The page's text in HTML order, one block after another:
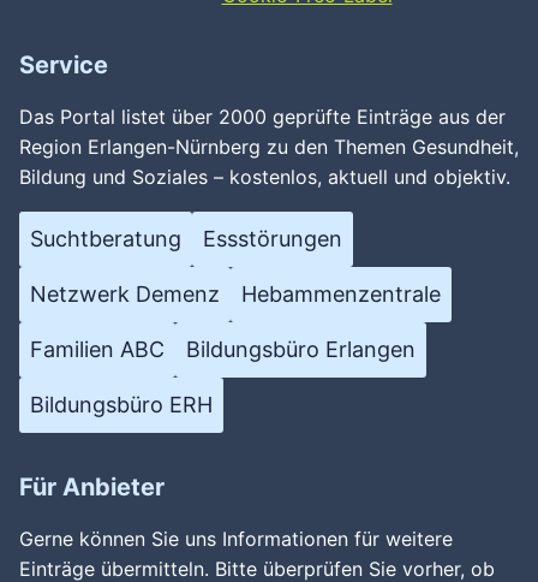
Service
Das Portal listet über 2000 geprüfte Einträge aus der
Region Erlangen-Nürnberg zu den Themen Gesundheit,
Bildung und Soziales – kostenlos, aktuell und objektiv.
Suchtberatung Essstörungen
Netzwerk Demenz Hebammenzentrale
Familien ABC Bildungsbüro Erlangen
Bildungsbüro ERH
Für Anbieter
Gerne können Sie uns Informationen für weitere
Einträge übermitteln. Bitte überprüfen Sie vorher, ob